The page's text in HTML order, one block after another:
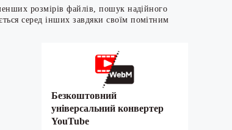
розмірів файлів, пошук надійного
серед інших завдяки своїм помітним
Безкоштовний
універсальний конвертер
YouTube